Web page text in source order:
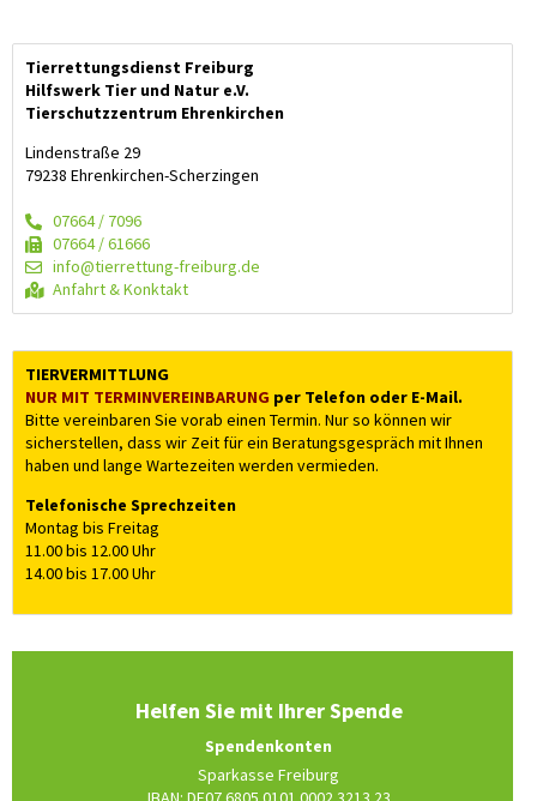
Tierrettungsdienst Freiburg
Hilfswerk Tier und Natur e.V.
Tierschutzzentrum Ehrenkirchen
Lindenstraße 29
79238 Ehrenkirchen-Scherzingen
07664 / 7096
07664 / 61666
info@tierrettung-freiburg.de
Anfahrt & Konktakt
TIERVERMITTLUNG
NUR MIT TERMIN­VEREINBARUNG per Telefon oder E-Mail.
Bitte vereinbaren Sie vorab einen Termin. Nur so können wir
sicherstellen, dass wir Zeit für ein Beratungsgespräch mit Ihnen
haben und lange Wartezeiten werden vermieden.
Telefonische Sprechzeiten
Montag bis Freitag
11.00 bis 12.00 Uhr
14.00 bis 17.00 Uhr
Helfen Sie mit Ihrer Spende
Spendenkonten
Sparkasse Freiburg